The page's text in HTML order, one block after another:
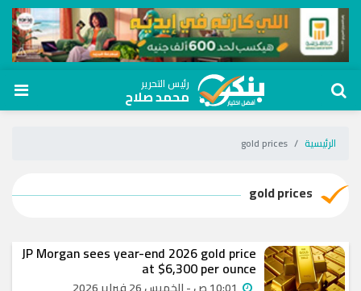
رئيس التحرير
محمد صلاح
الرئيسية gold prices
gold prices
JP Morgan sees year-end 2026 gold price
at $6,300 per ounce